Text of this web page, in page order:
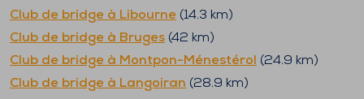
Club de bridge à Libourne (14.3 km)
Club de bridge à Bruges (42 km)
Club de bridge à Montpon-Ménestérol (24.9 km)
Club de bridge à Langoiran (28.9 km)